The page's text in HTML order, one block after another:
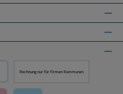
Bezahlen über PayPal
Rechnung nur für Firmen Kommunen